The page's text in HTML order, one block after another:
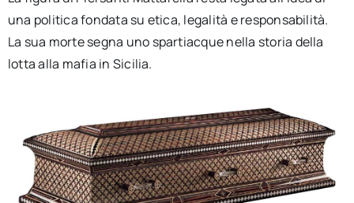
una politica fondata su etica, legalità e responsabilità.
La sua morte segna uno spartiacque nella storia della
lotta alla mafia in Sicilia.